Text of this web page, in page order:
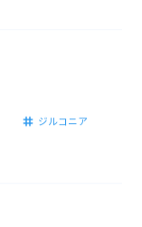
ジルコニア